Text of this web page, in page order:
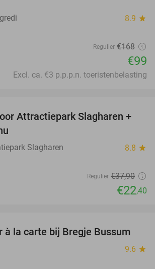
8.9 star
Regulier €168
€99
Excl. ca. €3 p.p.p.n. toeristenbelasting
41%
Attractiepark Slagharen +
Slagharen 8.8 star
Regulier €37,90
€22,40
12%
à la carte bij Bregje Bussum
9.6 star